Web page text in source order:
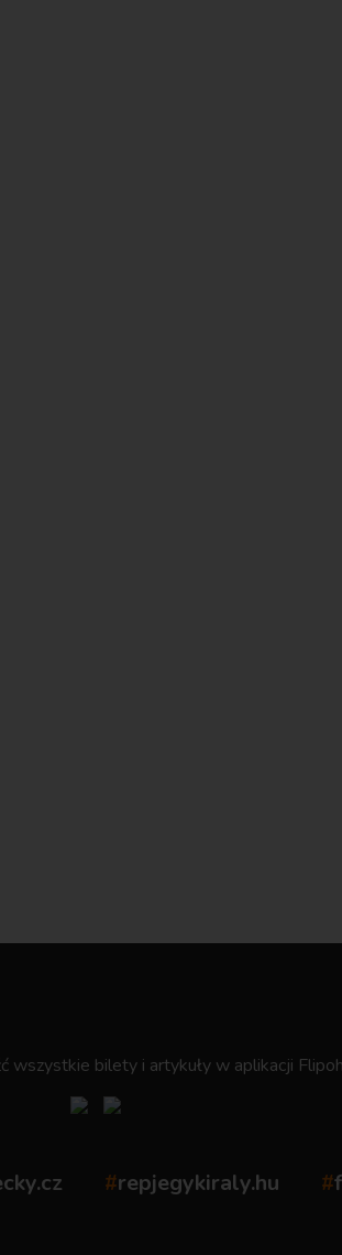
wszystkie bilety i artykuły w aplikacji
#repjegykiraly.hu #